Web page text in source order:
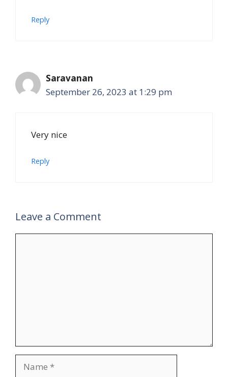
Reply
Saravanan
September 26, 2023 at 1:29 pm
Very nice
Reply
Leave a Comment